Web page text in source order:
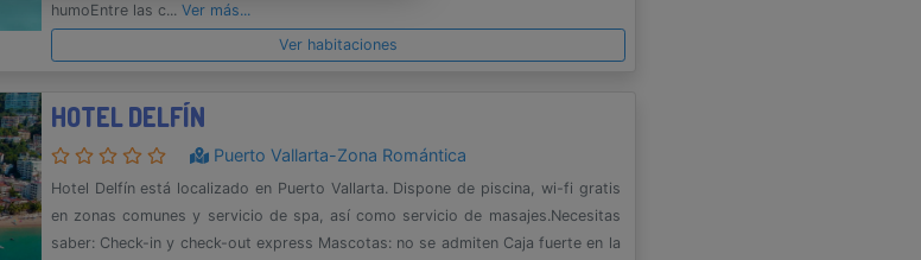
humoEntre las c... Ver más...
Ver habitaciones
HOTEL DELFÍN
Puerto Vallarta-Zona Romántica
Hotel Delfín está localizado en Puerto Vallarta. Dispone de piscina, wi-fi gratis
en zonas comunes y servicio de spa, así como servicio de masajes.Necesitas
saber: Check-in y check-out express Mascotas: no se admiten Caja fuerte en la